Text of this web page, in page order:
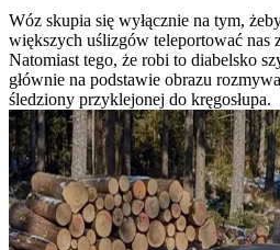
Wóz skupia się wyłącznie na tym,
większych uślizgów teleportować nas
Natomiast tego, że robi to diabelsko
głównie na podstawie obrazu
śledziony przyklejonej do kręgosłupa.